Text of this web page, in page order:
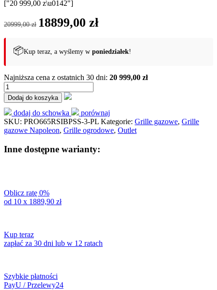
["20 999,00 z\u0142"]
20999,00zł
Pierwotna
cena
18899,00 złcena
📦Kup teraz, a wyślemy w poniedziałek!
Najniższa cena z ostatnich 30 dni: 20 999,00 zł
ilość
Grill
gazowy
Napoleon
Prestige
PRO
Stal
Dodaj do koszyka
dodaj do schowka
porównaj
SKU: PRO665RSIBPSS-3-PL Kategorie: Grille gazowe, Grille
gazowe Napoleon, Grille ogrodowe, Outlet
Inne dostępne warianty:
Oblicz ratę 0%
od 10 x 1889,90 zł
Kup teraz
zapłać za 30 dni lub w 12 ratach
Szybkie płatności
PayU / Przelewy24